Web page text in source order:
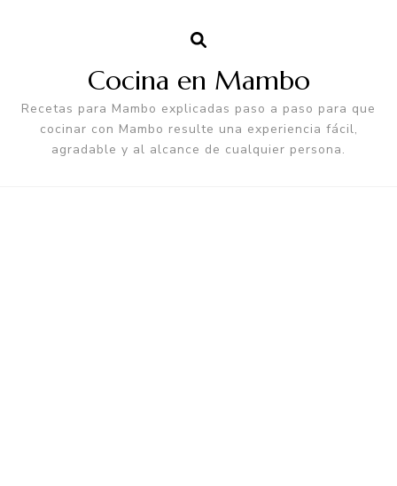
Cocina en Mambo
Recetas para Mambo explicadas paso a paso para que
cocinar con Mambo resulte una experiencia fácil,
agradable y al alcance de cualquier persona.